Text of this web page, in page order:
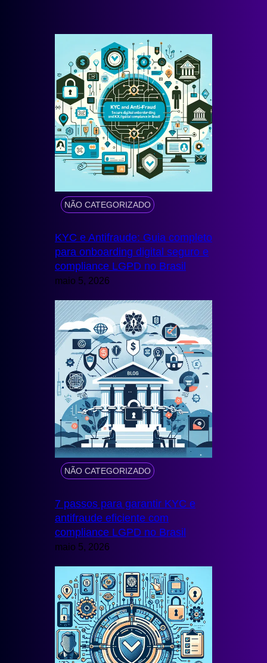
NÃO CATEGORIZADO
KYC e Antifraude: Guia completo
para onboarding digital seguro e
compliance LGPD no Brasil
maio 5, 2026
NÃO CATEGORIZADO
7 passos para garantir KYC e
antifraude eficiente com
compliance LGPD no Brasil
maio 5, 2026